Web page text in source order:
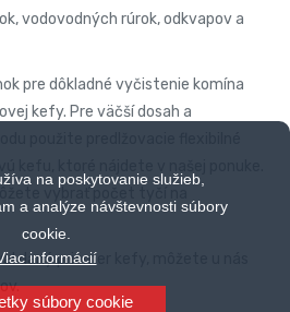
na poskytovanie služieb,
a analýze návštevnosti súbory
cookie.
informácií
súbory cookie
vodovodných rúrok, odkvapov a
pre dôkladné vyčistenie komína
kefy. Pre väčší dosah a
vybrať počet tyčí na
daný priemer kefy, môžete u nás